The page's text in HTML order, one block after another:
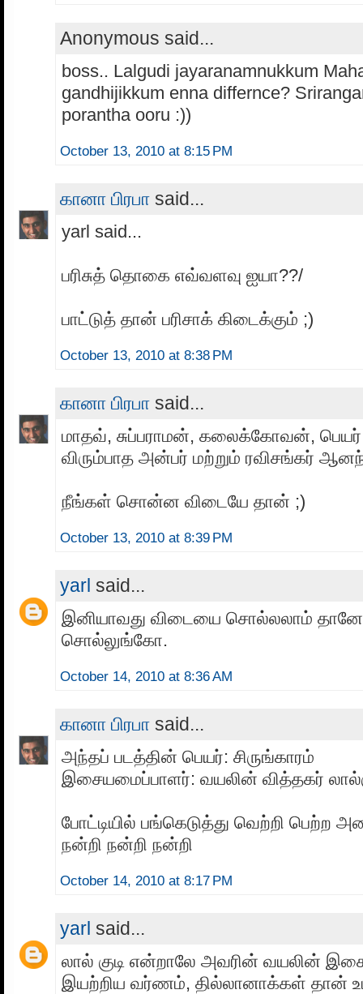
Anonymous said...
boss.. Lalgudi jayaranamnukkum
gandhijikkum enna differnce?
porantha ooru :))
October 13, 2010 at 8:15 PM
கானா பிரபா said...
yarl said...
பரிசுத் தொகை எவ்வளவு ஐயா??/
பாட்டுத் தான் பரிசாக் கிடைக்கும் ;)
October 13, 2010 at 8:38 PM
கானா பிரபா said...
மாதவ், சுப்பராமன், கலைக்கோவன், பெயர்
விரும்பாத அன்பர் மற்றும் ரவிசங்கர்
நீங்கள் சொன்ன விடையே தான் ;)
October 13, 2010 at 8:39 PM
yarl said...
இனியாவது விடையை சொல்லலாம்
சொல்லுங்கோ.
October 14, 2010 at 8:36 AM
கானா பிரபா said...
அந்தப் படத்தின் பெயர்: சிருங்காரம்
இசையமைப்பாளர்: வயலின் வித்தகர்
போட்டியில் பங்கெடுத்து வெற்றி பெற்ற
நன்றி நன்றி நன்றி
October 14, 2010 at 8:17 PM
yarl said...
லால் குடி என்றாலே அவரின் வயலின்
இயற்றிய வர்ணம், தில்லானாக்கள் தான்